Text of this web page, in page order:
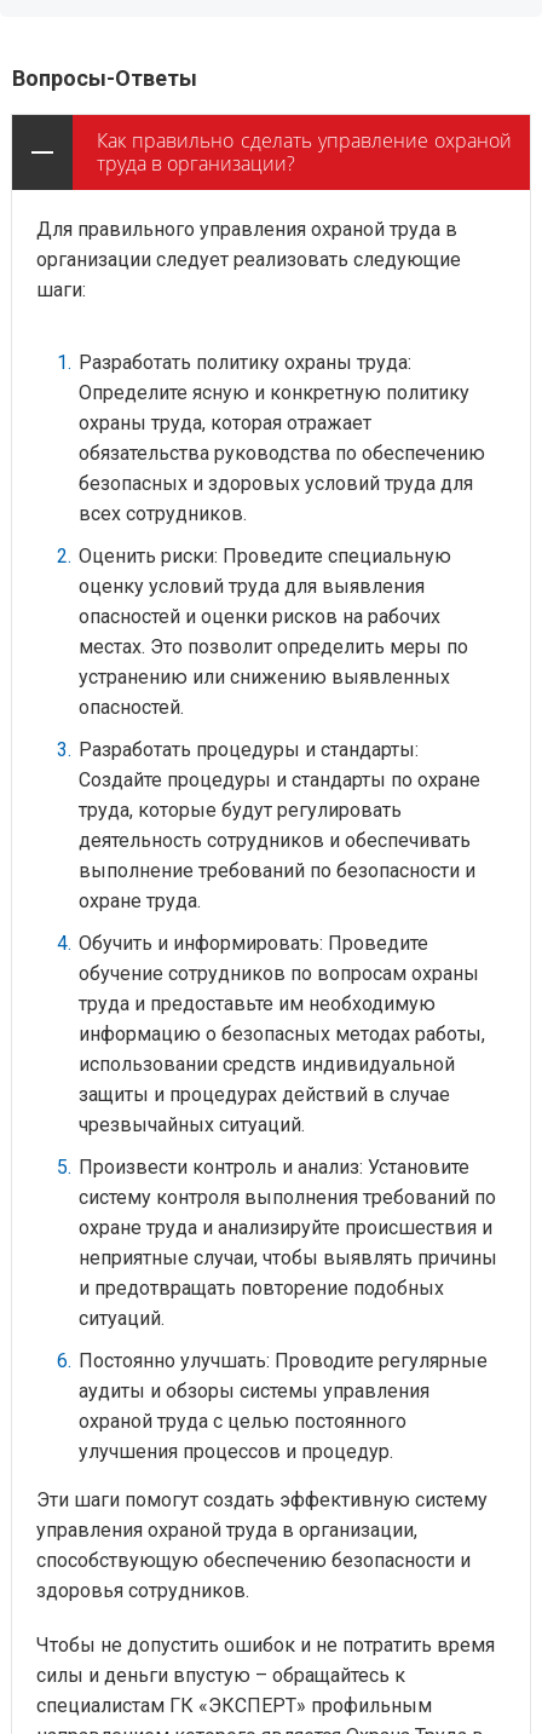
Вопросы-Ответы
Как правильно сделать управление охраной
труда в организации?
Для правильного управления охраной труда в
организации следует реализовать следующие
шаги:
Разработать политику охраны труда:
Определите ясную и конкретную политику
охраны труда, которая отражает
обязательства руководства по обеспечению
безопасных и здоровых условий труда для
всех сотрудников.
Оценить риски: Проведите специальную
оценку условий труда для выявления
опасностей и оценки рисков на рабочих
местах. Это позволит определить меры по
устранению или снижению выявленных
опасностей.
Разработать процедуры и стандарты:
Создайте процедуры и стандарты по охране
труда, которые будут регулировать
деятельность сотрудников и обеспечивать
выполнение требований по безопасности и
охране труда.
Обучить и информировать: Проведите
обучение сотрудников по вопросам охраны
труда и предоставьте им необходимую
информацию о безопасных методах работы,
использовании средств индивидуальной
защиты и процедурах действий в случае
чрезвычайных ситуаций.
Произвести контроль и анализ: Установите
систему контроля выполнения требований по
охране труда и анализируйте происшествия и
неприятные случаи, чтобы выявлять причины
и предотвращать повторение подобных
ситуаций.
Постоянно улучшать: Проводите регулярные
аудиты и обзоры системы управления
охраной труда с целью постоянного
улучшения процессов и процедур.
Эти шаги помогут создать эффективную систему
управления охраной труда в организации,
способствующую обеспечению безопасности и
здоровья сотрудников.
Чтобы не допустить ошибок и не потратить время
силы и деньги впустую – обращайтесь к
специалистам ГК «ЭКСПЕРТ» профильным